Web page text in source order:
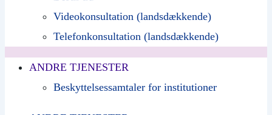
Videokonsultation (landsdækkende)
Telefonkonsultation (landsdækkende)
ANDRE TJENESTER
Beskyttelsessamtaler for institutioner